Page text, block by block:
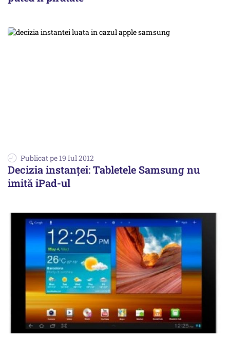
Publicat pe 19 Iul 2012
Decizia instanței: Tabletele Samsung nu
imită iPad-ul